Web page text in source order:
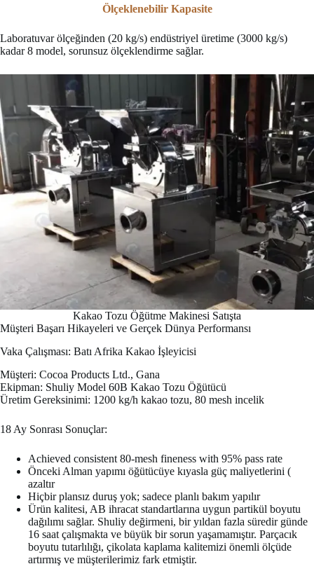
Ölçeklenebilir Kapasite
Laboratuvar ölçeğinden (20 kg/s) endüstriyel üretime (3000 kg/s)
kadar 8 model, sorunsuz ölçeklendirme sağlar.
Kakao Tozu Öğütme Makinesi Satışta
Müşteri Başarı Hikayeleri ve Gerçek Dünya Performansı
Vaka Çalışması: Batı Afrika Kakao İşleyicisi
Müşteri: Cocoa Products Ltd., Gana
Ekipman: Shuliy Model 60B Kakao Tozu Öğütücü
Üretim Gereksinimi: 1200 kg/h kakao tozu, 80 mesh incelik
18 Ay Sonrası Sonuçlar:
Achieved consistent 80-mesh fineness with 95% pass rate
Önceki Alman yapımı öğütücüye kıyasla güç maliyetlerini (
azaltır
Hiçbir plansız duruş yok; sadece planlı bakım yapılır
Ürün kalitesi, AB ihracat standartlarına uygun partikül boyutu
dağılımı sağlar. Shuliy değirmeni, bir yıldan fazla süredir günde
16 saat çalışmakta ve büyük bir sorun yaşamamıştır. Parçacık
boyutu tutarlılığı, çikolata kaplama kalitemizi önemli ölçüde
artırmış ve müşterilerimiz fark etmiştir.